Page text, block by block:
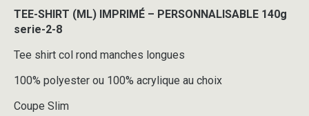
TEE-SHIRT (ML) IMPRIMÉ – PERSONNALISABLE 140g
serie-2-8
Tee shirt col rond manches longues
100% polyester ou 100% acrylique au choix
Coupe Slim